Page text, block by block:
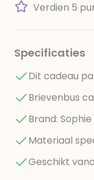
Verdien 5
Specificaties
Dit cadeau
Brievenbus
Brand:
Materiaal
Geschikt